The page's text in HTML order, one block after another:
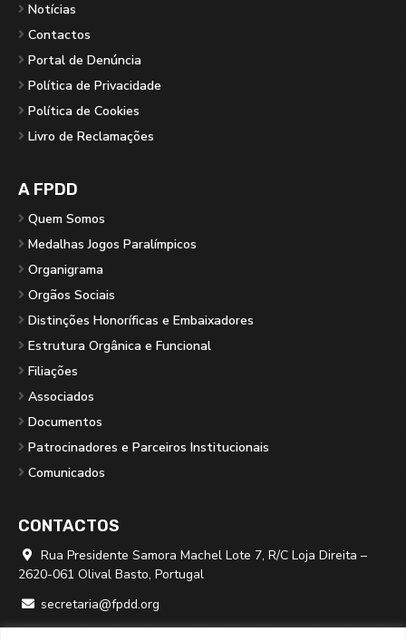
Notícias
Contactos
Portal de Denúncia
Política de Privacidade
Política de Cookies
Livro de Reclamações
A FPDD
Quem Somos
Medalhas Jogos Paralímpicos
Organigrama
Orgãos Sociais
Distinções Honoríficas e Embaixadores
Estrutura Orgânica e Funcional
Filiações
Associados
Documentos
Patrocinadores e Parceiros Institucionais
Comunicados
CONTACTOS

Rua Presidente Samora Machel Lote 7, R/C Loja Direita –
2620-061 Olival Basto, Portugal
 secretaria@fpdd.org